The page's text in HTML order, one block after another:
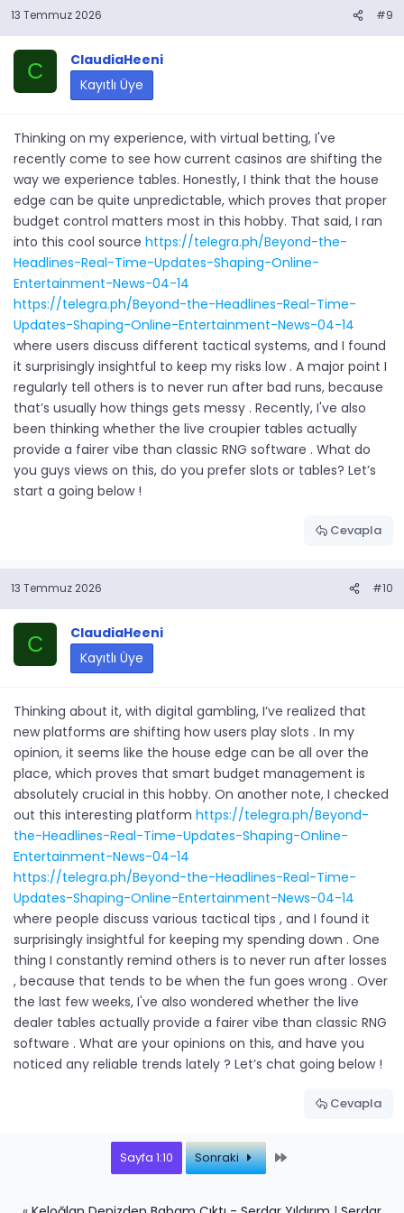
13 Temmuz 2026 #9
C
ClaudiaHeeni
Kayıtlı Üye
Thinking on my experience, with virtual betting, I've
recently come to see how current casinos are shifting the
way we experience tables. Honestly, I think that the house
edge can be quite unpredictable, which proves that proper
budget control matters most in this hobby. That said, I ran
into this cool source https://telegra.ph/Beyond-the-
Headlines-Real-Time-Updates-Shaping-Online-
Entertainment-News-04-14
https://telegra.ph/Beyond-the-Headlines-Real-Time-
Updates-Shaping-Online-Entertainment-News-04-14
where users discuss different tactical systems, and I found
it surprisingly insightful to keep my risks low . A major point I
regularly tell others is to never run after bad runs, because
that’s usually how things gets messy . Recently, I've also
been thinking whether the live croupier tables actually
provide a fairer vibe than classic RNG software . What do
you guys views on this, do you prefer slots or tables? Let’s
start a going below !
Cevapla
13 Temmuz 2026 #10
C
ClaudiaHeeni
Kayıtlı Üye
Thinking about it, with digital gambling, I’ve realized that
new platforms are shifting how users play slots . In my
opinion, it seems like the house edge can be all over the
place, which proves that smart budget management is
absolutely crucial in this hobby. On another note, I checked
out this interesting platform https://telegra.ph/Beyond-
the-Headlines-Real-Time-Updates-Shaping-Online-
Entertainment-News-04-14
https://telegra.ph/Beyond-the-Headlines-Real-Time-
Updates-Shaping-Online-Entertainment-News-04-14
where people discuss various tactical tips , and I found it
surprisingly insightful for keeping my spending down . One
thing I constantly remind others is to never run after losses
, because that tends to be when the fun goes wrong . Over
the last few weeks, I've also wondered whether the live
dealer tables actually provide a fairer vibe than classic RNG
software . What are your opinions on this, and have you
noticed any reliable trends lately ? Let’s chat going below !
Cevapla
Sayfa 1:10 Sonraki